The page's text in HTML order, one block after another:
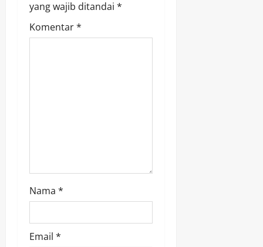
a
yang wajib ditandai *
Komentar*
Nama *
Email *